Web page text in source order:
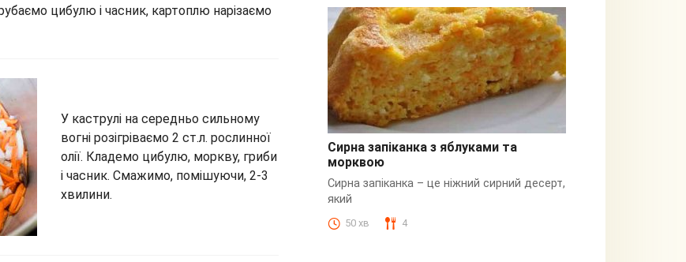
цибулю і часник, картоплю нарізаємо
У каструлі на середньо сильному
вогні розігріваємо 2 ст.л. рослинної
олії. Кладемо цибулю, моркву, гриби
і часник. Смажимо, помішуючи, 2-3
хвилини.
Сирна
Сирна запіканка з яблуками та
морквою
Сирна запіканка – це ніжний сирний десерт,
який
50 хв 4